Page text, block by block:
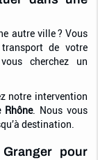
autre ville ? Vous
de votre
cherchez un
notre intervention
. Nous vous
destination.
pour